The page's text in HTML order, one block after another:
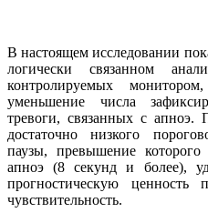
В настоящем исследовании
логически связанном
контролируемых
уменьшение числа
тревоги, связанных с апноэ.
достаточно низкого
паузы, превышение которого
апноэ (8 секунд и более),
прогностическую ценность
чувствительность.